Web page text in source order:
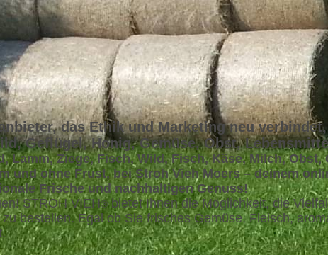
das Ethik und Marketing neu
Geflügel, Honig, Gemüse, Obst,
Ziege, Fisch, Wild, Fisch, Käse, Milch, Obst,
und ohne Frust, bei Stroh Vieh Moers – deinem
Frische und nachhaltigen Genuss!
STROH VIEH®bietet Ihnen die Möglichkeit, die
bestellen. Egal ob Sie frisches Gemüse, Fleisch,